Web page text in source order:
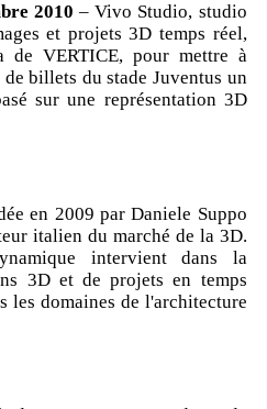
2010 – Vivo Studio, studio
et projets 3D temps réel,
de VERTICE, pour mettre à
billets du stade Juventus un
sur une représentation 3D
en 2009 par Daniele Suppo
italien du marché de la 3D.
intervient dans la
3D et de projets en temps
les domaines de l'architecture